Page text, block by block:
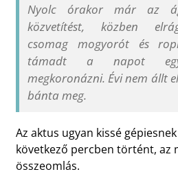
Nyolc órakor már az
közvetítést, közben
csomag mogyorót és
támadt a napot egy
megkoronázni. Évi nem állt
bánta meg.
Az aktus ugyan kissé
következő percben történt, az
összeomlás.